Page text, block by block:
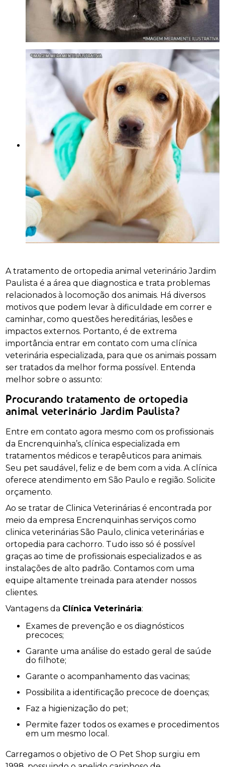
A tratamento de ortopedia animal veterinário Jardim
Paulista é a área que diagnostica e trata problemas
relacionados à locomoção dos animais. Há diversos
motivos que podem levar à dificuldade em correr e
caminhar, como questões hereditárias, lesões e
impactos externos. Portanto, é de extrema
importância entrar em contato com uma clínica
veterinária especializada, para que os animais possam
ser tratados da melhor forma possível. Entenda
melhor sobre o assunto:
Procurando tratamento de ortopedia
animal veterinário Jardim Paulista?
Entre em contato agora mesmo com os profissionais
da Encrenquinha’s, clínica especializada em
tratamentos médicos e terapêuticos para animais.
Seu pet saudável, feliz e de bem com a vida. A clínica
oferece atendimento em São Paulo e região. Solicite
orçamento.
Ao se tratar de Clinica Veterinárias é encontrada por
meio da empresa Encrenquinhas serviços como
clinica veterinárias São Paulo, clinica veterinárias e
ortopedia para cachorro. Tudo isso só é possível
graças ao time de profissionais especializados e as
instalações de alto padrão. Contamos com uma
equipe altamente treinada para atender nossos
clientes.
Vantagens da Clínica Veterinária:
Exames de prevenção e os diagnósticos
precoces;
Garante uma análise do estado geral de saúde
do filhote;
Garante o acompanhamento das vacinas;
Possibilita a identificação precoce de doenças;
Faz a higienização do pet;
Permite fazer todos os exames e procedimentos
em um mesmo local.
Carregamos o objetivo de O Pet Shop surgiu em